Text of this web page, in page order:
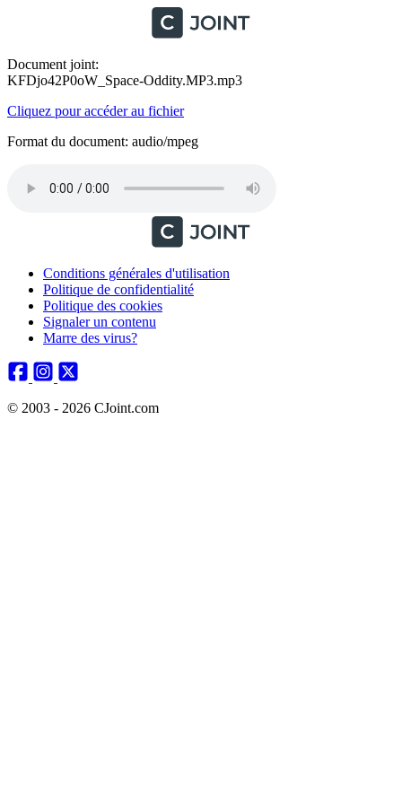
Document joint:
KFDjo42P0oW_Space-Oddity.MP3.mp3
Cliquez pour accéder au fichier
Format du document: audio/mpeg
Conditions générales d'utilisation
Politique de confidentialité
Politique des cookies
Signaler un contenu
Marre des virus?
© 2003 - 2026 CJoint.com